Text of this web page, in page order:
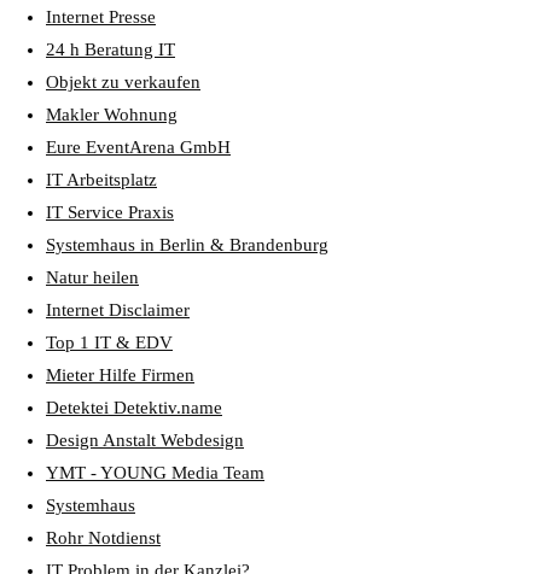
Internet Presse
24 h Beratung IT
Objekt zu verkaufen
Makler Wohnung
Eure EventArena GmbH
IT Arbeitsplatz
IT Service Praxis
Systemhaus in Berlin & Brandenburg
Natur heilen
Internet Disclaimer
Top 1 IT & EDV
Mieter Hilfe Firmen
Detektei Detektiv.name
Design Anstalt Webdesign
YMT - YOUNG Media Team
Systemhaus
Rohr Notdienst
IT Problem in der Kanzlei?